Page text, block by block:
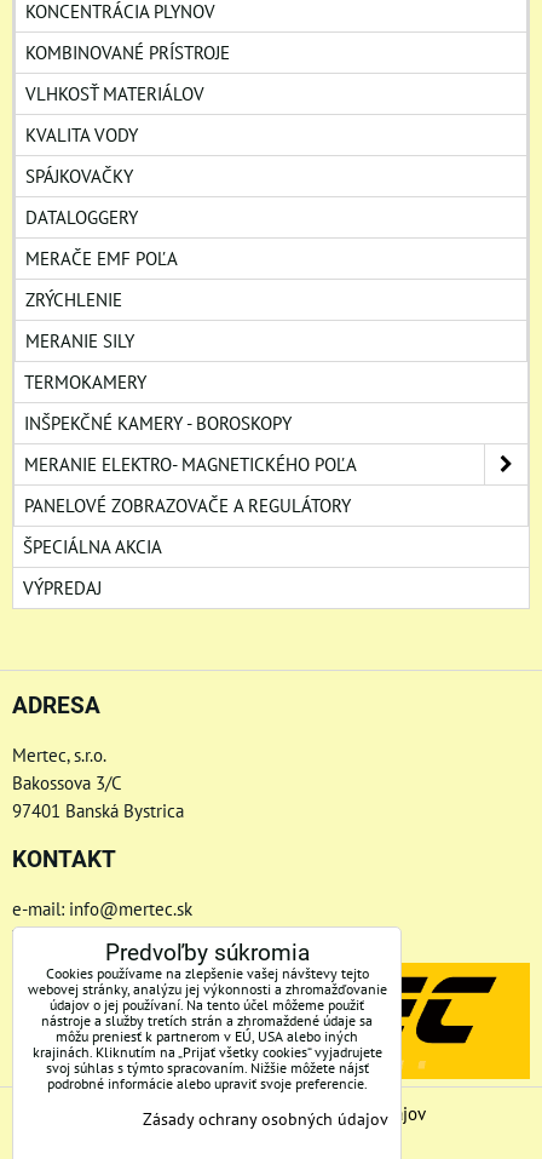
KONCENTRÁCIA PLYNOV
KOMBINOVANÉ PRÍSTROJE
VLHKOSŤ MATERIÁLOV
KVALITA VODY
SPÁJKOVAČKY
DATALOGGERY
MERAČE EMF POĽA
ZRÝCHLENIE
MERANIE SILY
TERMOKAMERY
INŠPEKČNÉ KAMERY - BOROSKOPY
MERANIE ELEKTRO- MAGNETICKÉHO POĽA
PANELOVÉ ZOBRAZOVAČE A REGULÁTORY
ŠPECIÁLNA AKCIA
VÝPREDAJ
ADRESA
Mertec, s.r.o.
Bakossova 3/C
97401 Banská Bystrica
KONTAKT
e-mail: info@mertec.sk
Telefón: +421 48-4800 791
Predvoľby súkromia
Zásady ochrany osobných údajov
Predvoľby súkromia
Cookies používame na zlepšenie vašej návštevy tejto
webovej stránky, analýzu jej výkonnosti a zhromažďovanie
údajov o jej používaní. Na tento účel môžeme použiť
nástroje a služby tretích strán a zhromaždené údaje sa
môžu preniesť k partnerom v EÚ, USA alebo iných
krajinách. Kliknutím na „Prijať všetky cookies“ vyjadrujete
svoj súhlas s týmto spracovaním. Nižšie môžete nájsť
podrobné informácie alebo upraviť svoje preferencie.
Zásady ochrany osobných údajov